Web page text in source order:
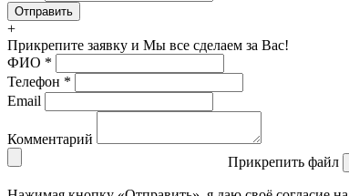
+
Прикрепите заявку и Мы все сделаем за Вас!
ФИО *
Телефон *
Email
Комментарий
Прикрепить файл